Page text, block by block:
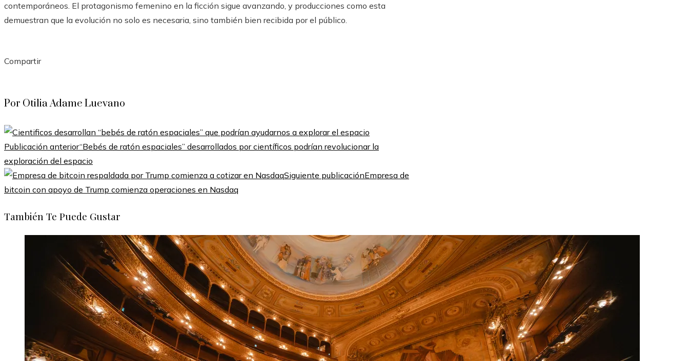
contemporáneos. El protagonismo femenino en la ficción sigue avanzando, y producciones como esta
demuestran que la evolución no solo es necesaria, sino también bien recibida por el público.
Compartir
Por Otilia Adame Luevano
Publicación anterior“Bebés de ratón espaciales” desarrollados por científicos podrían revolucionar la
exploración del espacio
Siguiente publicaciónEmpresa de
bitcoin con apoyo de Trump comienza operaciones en Nasdaq
También Te Puede Gustar